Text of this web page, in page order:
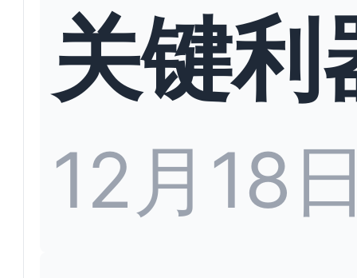
关键利
12月18